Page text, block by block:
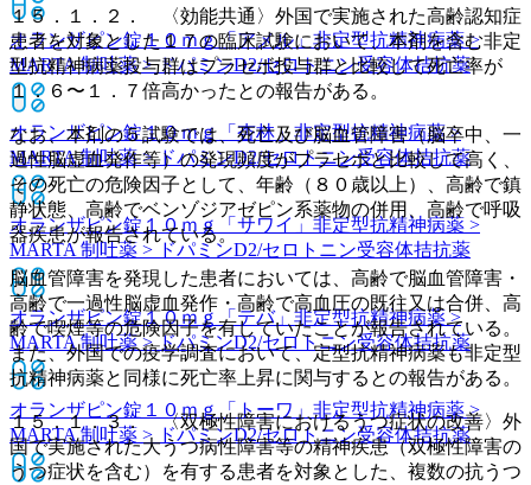
オランザピン錠１０ｍｇ「アメル」非定型抗精神病薬 >
MARTA 制吐薬 > ドパミンD2/セロトニン受容体拮抗薬
オランザピン錠１０ｍｇ「杏林」非定型抗精神病薬 >
MARTA 制吐薬 > ドパミンD2/セロトニン受容体拮抗薬
オランザピン錠１０ｍｇ「サワイ」 非定型抗精神病薬 >
MARTA 制吐薬 > ドパミンD2/セロトニン受容体拮抗薬
オランザピン錠１０ｍｇ「テバ」非定型抗精神病薬 >
MARTA 制吐薬 > ドパミンD2/セロトニン受容体拮抗薬
オランザピン錠１０ｍｇ「トーワ」 非定型抗精神病薬 >
MARTA 制吐薬 > ドパミンD2/セロトニン受容体拮抗薬
１５．１．２． 〈効能共通〉外国で実施された高齢認知症
患者を対象とした１７の臨床試験において、本剤を含む非定
型抗精神病薬投与群はプラセボ投与群と比較して死亡率が
１．６〜１．７倍高かったとの報告がある。
なお、本剤の５試験では、死亡及び脳血管障害（脳卒中、一
過性脳虚血発作等）の発現頻度がプラセボと比較して高く、
その死亡の危険因子として、年齢（８０歳以上）、高齢で鎮
静状態、高齢でベンゾジアゼピン系薬物の併用、高齢で呼吸
器疾患が報告されている。
脳血管障害を発現した患者においては、高齢で脳血管障害・
高齢で一過性脳虚血発作・高齢で高血圧の既往又は合併、高
齢で喫煙等の危険因子を有していたことが報告されている。
また、外国での疫学調査において、定型抗精神病薬も非定型
抗精神病薬と同様に死亡率上昇に関与するとの報告がある。
１５．１．３． 〈双極性障害におけるうつ症状の改善〉外
国で実施された大うつ病性障害等の精神疾患（双極性障害の
うつ症状を含む）を有する患者を対象とした、複数の抗うつ